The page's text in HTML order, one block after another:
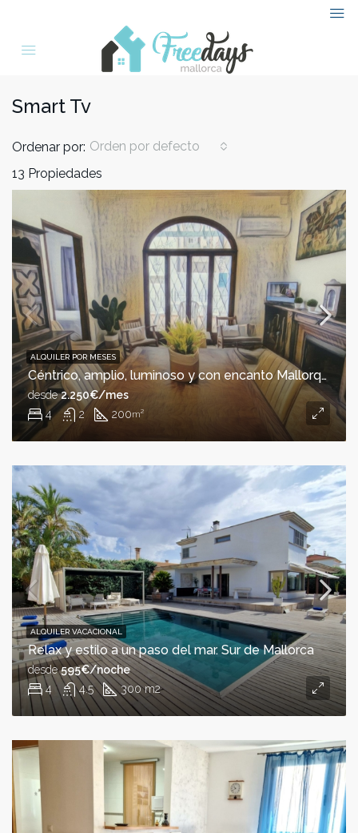
Smart Tv
13 Propiedades
Ordenar por: Orden por defecto
Céntrico, amplio, luminoso y con encanto Mallorquín
4 2 200m²
desde2.250€/mes
ALQUILER POR MESES
Relax y estilo a un paso del mar. Sur de Mallorca
4 4.5 300 m2
desde595€/noche
ALQUILER VACACIONAL